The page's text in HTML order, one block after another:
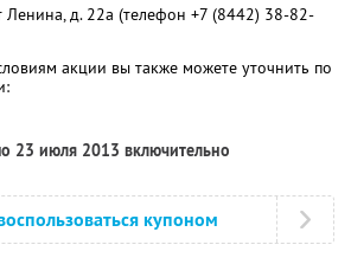
Ленина, д. 22а (телефон +7 (8442) 38-82-
акции вы также можете уточнить по
23 июля 2013 включительно
купоном